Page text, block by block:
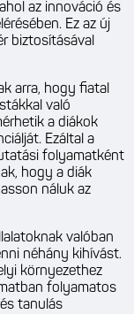
az innováció és
Ez az új
biztosításával
arra, hogy fiatal
való
a diákok
Ezáltal a
folyamatként
hogy a diák
náluk az
valóban
néhány kihívást.
környezethez
folyamatos
tanulás